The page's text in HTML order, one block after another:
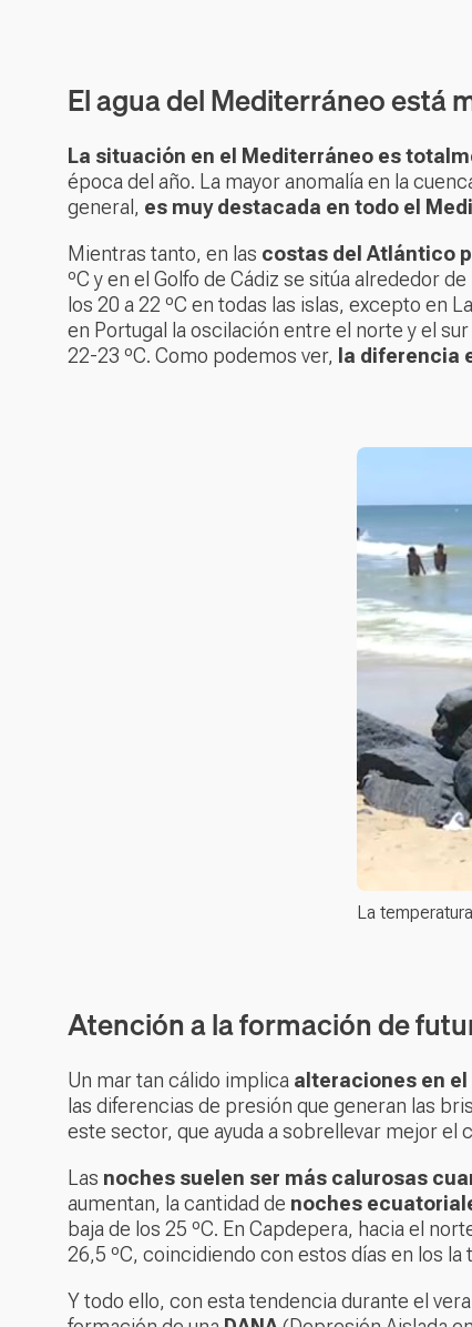
El agua del Mediterráneo está
La situación en el Mediterráneo es
época del año. La mayor anomalía en la
general, es muy destacada en todo el
Mientras tanto, en las costas del Atlántico
ºC y en el Golfo de Cádiz se sitúa alrededor
los 20 a 22 ºC en todas las islas, excepto en
en Portugal la oscilación entre el norte y el
22-23 ºC. Como podemos ver, la diferencia
La
Atención a la formación de
Un mar tan cálido implica alteraciones en
las diferencias de presión que generan las
este sector, que ayuda a sobrellevar mejor el
Las noches suelen ser más calurosas
aumentan, la cantidad de noches
baja de los 25 ºC. En Capdepera, hacia el
26,5 ºC, coincidiendo con estos días en los
Y todo ello, con esta tendencia durante el